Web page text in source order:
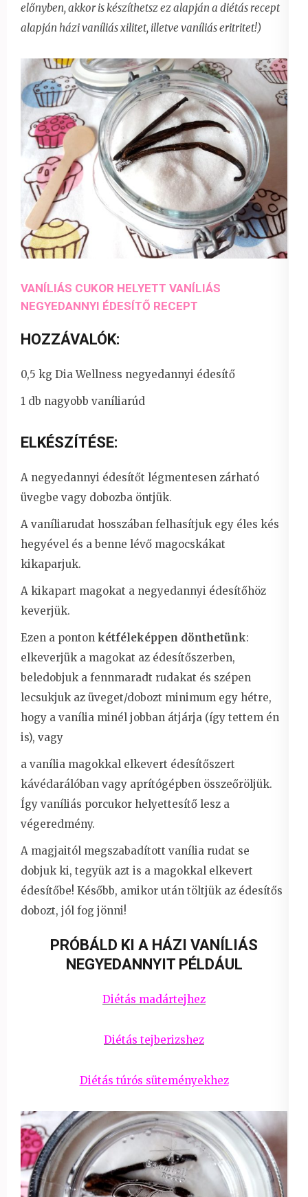
előnyben, akkor is készíthetsz ez alapján a diétás recept
alapján házi vaníliás xilitet, illetve vaníliás eritritet!)
VANÍLIÁS CUKOR HELYETT VANÍLIÁS
NEGYEDANNYI ÉDESÍTŐ RECEPT
HOZZÁVALÓK:
0,5 kg Dia Wellness negyedannyi édesítő
1 db nagyobb vaníliarúd
ELKÉSZÍTÉSE:
A negyedannyi édesítőt légmentesen zárható
üvegbe vagy dobozba öntjük.
A vaníliarudat hosszában felhasítjuk egy éles kés
hegyével és a benne lévő magocskákat
kikaparjuk.
A kikapart magokat a negyedannyi édesítőhöz
keverjük.
Ezen a ponton kétféleképpen dönthetünk:
elkeverjük a magokat az édesítőszerben,
beledobjuk a fennmaradt rudakat és szépen
lecsukjuk az üveget/dobozt minimum egy hétre,
hogy a vanília minél jobban átjárja (így tettem én
is), vagy
a vanília magokkal elkevert édesítőszert
kávédarálóban vagy aprítógépben összeőröljük.
Így vaníliás porcukor helyettesítő lesz a
végeredmény.
A magjaitól megszabadított vanília rudat se
dobjuk ki, tegyük azt is a magokkal elkevert
édesítőbe! Később, amikor után töltjük az édesítős
dobozt, jól fog jönni!
PRÓBÁLD KI A HÁZI VANÍLIÁS
NEGYEDANNYIT PÉLDÁUL
Diétás madártejhez
Diétás tejberizshez
Diétás túrós süteményekhez